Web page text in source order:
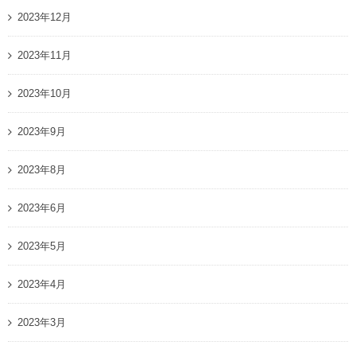
2023年12月
2023年11月
2023年10月
2023年9月
2023年8月
2023年6月
2023年5月
2023年4月
2023年3月